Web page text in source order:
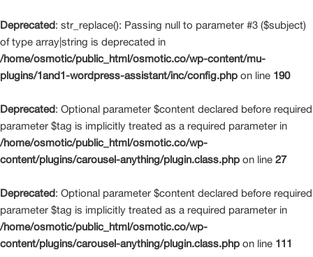
Deprecated: str_replace(): Passing null to parameter #3 ($subject)
of type array|string is deprecated in
/home/osmotic/public_html/osmotic.co/wp-content/mu-
plugins/1and1-wordpress-assistant/inc/config.php on line 190
Deprecated: Optional parameter $content declared before required
parameter $tag is implicitly treated as a required parameter in
/home/osmotic/public_html/osmotic.co/wp-
content/plugins/carousel-anything/plugin.class.php on line 27
Deprecated: Optional parameter $content declared before required
parameter $tag is implicitly treated as a required parameter in
/home/osmotic/public_html/osmotic.co/wp-
content/plugins/carousel-anything/plugin.class.php on line 111